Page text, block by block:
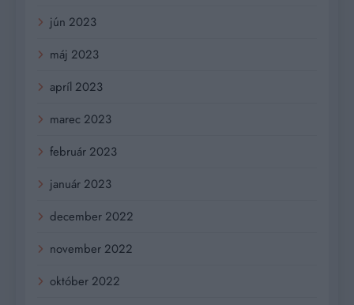
jún 2023
máj 2023
apríl 2023
marec 2023
február 2023
január 2023
december 2022
november 2022
október 2022